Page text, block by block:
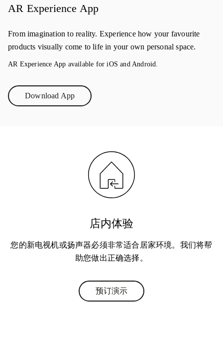
AR Experience App
From imagination to reality. Experience how your favourite
products visually come to life in your own personal space.
AR Experience App available for iOS and Android.
Download AppLink Opens in New Tab
店内体验
您的新电视机或扬声器必须非常适合居家环境。我们将帮
助您做出正确选择。
预订演示Link Opens in New Tab